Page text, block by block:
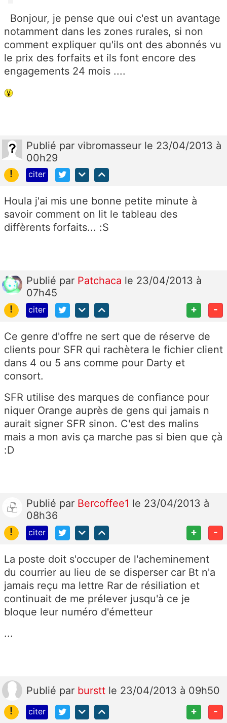
Bonjour, je pense que oui c'est un avantage
notamment dans les zones rurales, si non
comment expliquer qu'ils ont des abonnés vu
le prix des forfaits et ils font encore des
engagements 24 mois ....
Publié par vibromasseur le 23/04/2013 à
00h29
!
citer
Houla j'ai mis une bonne petite minute à
savoir comment on lit le tableau des
diffèrents forfaits... :S
Publié par Patchaca le 23/04/2013 à
07h45
!
citer + -
Ce genre d'offre ne sert que de réserve de
clients pour SFR qui rachètera le fichier client
dans 4 ou 5 ans comme pour Darty et
consort.
SFR utilise des marques de confiance pour
niquer Orange auprès de gens qui jamais n
aurait signer SFR sinon. C'est des malins
mais a mon avis ça marche pas si bien que çà
:D
Publié par Bercoffee1 le 23/04/2013 à
08h36
!
citer + -
La poste doit s'occuper de l'acheminement
du courrier au lieu de se disperser car Bt n'a
jamais reçu ma lettre Rar de résiliation et
continuait de me prélever jusqu'à ce je
bloque leur numéro d'émetteur
...
Publié par burstt le 23/04/2013 à 09h50
!
citer + -